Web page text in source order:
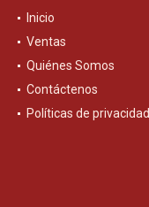
Inicio
Ventas
Quiénes Somos
Contáctenos
Políticas de privacidad